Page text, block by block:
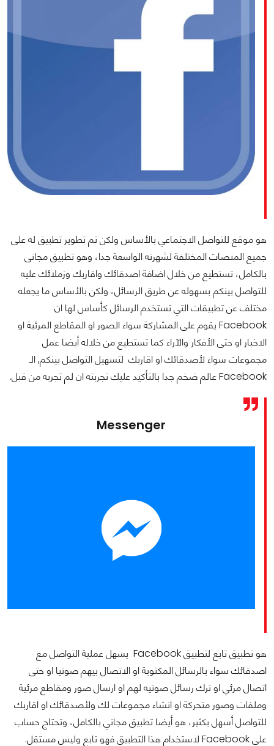
هو موقع للتواصل الاجتماعي بالأساس ولكن تم تطوير تطبيق له على
جميع المنصات المختلفة لشهرته الواسعة جدا، وهو تطبيق مجانى
بالكامل، تستطيع من خلال اضافة اصدقائك واقاربك وزملائك عليه
للتواصل بينكم بسهوله عن طريق الرسائل، ولكن بالأساس ما يجعله
مختلف عن تطبيقات التي تستخدم الرسائل كأساس لها ان
Facebook يقوم على المشاركة سواء الصور او المقاطع المرئية او
الاخبار او حتى الأفكار والآراء كما تستطيع من خلاله أيضا عمل
مجموعات سواء لأصدقائك او اقاربك لتسهيل التواصل بينكم, الـ
Facebook عالم ضخم جدا بالتأكيد عليك تجربته ان لم تجربه من قبل.
Messenger
هو تطبيق تابع لتطبيق Facebook يسهل عملية التواصل مع
اصدقائك سواء بالرسائل المكتوبة او الاتصال بيهم صوتيا او حتى
اتصال مرئي او ترك رسائل صوتيه لهم او ارسال صور ومقاطع مرئية
وملفات وصور متحركة او انشاء مجموعات لك ولأصدقائك او اقاربك
للتواصل أسهل بكثير، هو أيضا تطبيق مجاني بالكامل، وتحتاج حساب
على Facebook لاستخدام هذا التطبيق فهو تابع وليس مستقل.